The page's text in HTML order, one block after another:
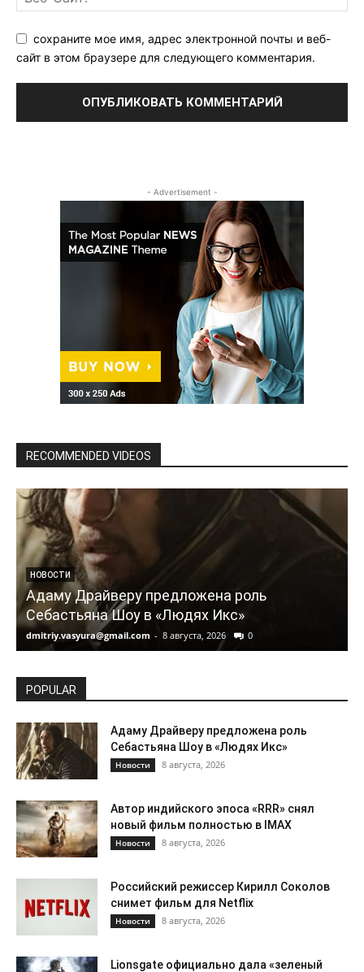
сохраните мое имя, адрес электронной почты и веб-
сайт в этом браузере для следующего комментария.
- Advertisement -
RECOMMENDED VIDEOS
НОВОСТИ
Адаму Драйверу предложена роль
Себастьяна Шоу в «Людях Икс»
dmitriy.vasyura@gmail.com - 8 августа, 2026 0
POPULAR
Адаму Драйверу предложена роль
Себастьяна Шоу в «Людях Икс»
Новости 8 августа, 2026
Автор индийского эпоса «RRR» снял
новый фильм полностью в IMAX
Новости 8 августа, 2026
Российский режиссер Кирилл Соколов
снимет фильм для Netflix
Новости 8 августа, 2026
Lionsgate официально дала «зеленый